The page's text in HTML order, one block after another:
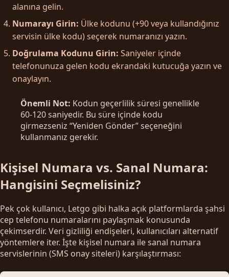
alanına gelin.
Numarayı Girin: Ülke kodunu (+90 veya kullandığınız
servisin ülke kodu) seçerek numaranızı yazın.
Doğrulama Kodunu Girin: Saniyeler içinde
telefonunuza gelen kodu ekrandaki kutucuğa yazın ve
onaylayın.
Önemli Not: Kodun geçerlilik süresi genellikle
60-120 saniyedir. Bu süre içinde kodu
girmezseniz “Yeniden Gönder” seçeneğini
kullanmanız gerekir.
Kişisel Numara vs. Sanal Numara:
Hangisini Seçmelisiniz?
Pek çok kullanıcı, Letgo gibi halka açık platformlarda şahsi
cep telefonu numaralarını paylaşmak konusunda
çekimserdir. Veri gizliliği endişeleri, kullanıcıları alternatif
yöntemlere iter. İşte kişisel numara ile sanal numara
servislerinin (SMS onay siteleri) karşılaştırması: